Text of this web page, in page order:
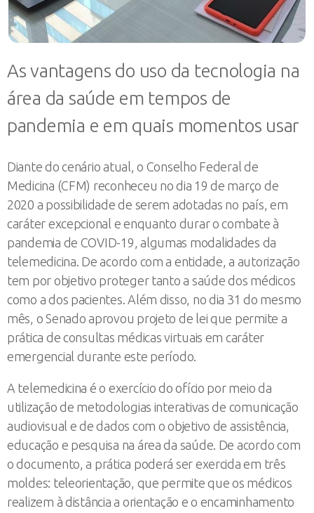
As vantagens do uso da tecnologia na
área da saúde em tempos de
pandemia e em quais momentos usar
Diante do cenário atual, o Conselho Federal de
Medicina (CFM) reconheceu no dia 19 de março de
2020 a possibilidade de serem adotadas no país, em
caráter excepcional e enquanto durar o combate à
pandemia de COVID-19, algumas modalidades da
telemedicina. De acordo com a entidade, a autorização
tem por objetivo proteger tanto a saúde dos médicos
como a dos pacientes. Além disso, no dia 31 do mesmo
mês, o Senado aprovou projeto de lei que permite a
prática de consultas médicas virtuais em caráter
emergencial durante este período.
A telemedicina é o exercício do ofício por meio da
utilização de metodologias interativas de comunicação
audiovisual e de dados com o objetivo de assistência,
educação e pesquisa na área da saúde. De acordo com
o documento, a prática poderá ser exercida em três
moldes: teleorientação, que permite que os médicos
realizem à distância a orientação e o encaminhamento